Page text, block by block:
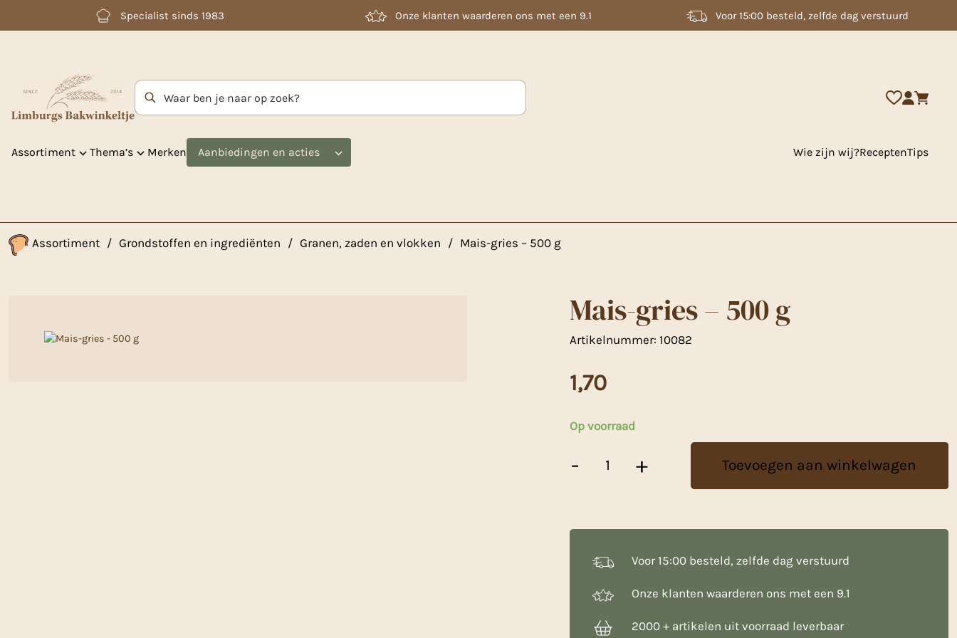
Betaal achteraf met Klarna Laag geprijsd 2000 + artikelen uit voorraad leverbaar
Zoekterm
Assortiment Thema’s Merken Aanbiedingen en acties Wie zijn wij?ReceptenTips
Assortiment / Grondstoffen en ingrediënten / Granen, zaden en vlokken / Mais-gries – 500 g
Mais-gries – 500 g
Artikelnummer: 10082
1,70
Op voorraad
-
gries
+ Toevoegen aan winkelwagen
Voor 15:00 besteld, zelfde dag verstuurd
Onze klanten waarderen ons met een 9.1
2000 + artikelen uit voorraad leverbaar